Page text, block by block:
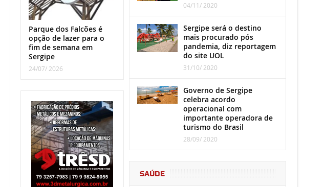
Parque dos Falcões é
opção de lazer para o
fim de semana em
Sergipe
24/07/ 2026
04/11/ 2020
Sergipe será o destino
mais procurado pós
pandemia, diz reportagem
do site UOL
31/10/ 2020
Governo de Sergipe
celebra acordo
operacional com
importante operadora de
turismo do Brasil
28/09/ 2020
SAÚDE